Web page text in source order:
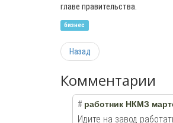
главе правительства.
бизнес
Назад
Комментарии
# работник НКМЗ
Идите на завод